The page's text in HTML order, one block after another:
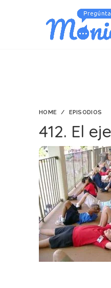
HOME EPISODIOS
412. El